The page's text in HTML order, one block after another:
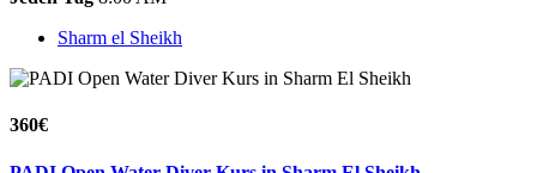
Sharm el Sheikh
360€